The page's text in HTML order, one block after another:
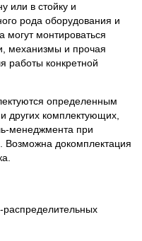
или в стойку и
рода оборудования и
могут монтироваться
механизмы и прочая
работы конкретной
определенным
других комплектующих,
менеджмента при
Возможна докомплектация